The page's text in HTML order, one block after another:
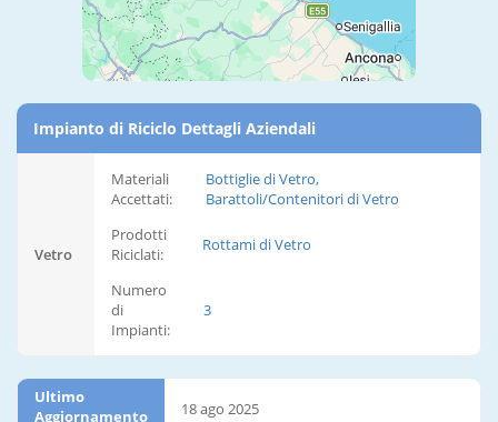
Impianto di Riciclo Dettagli Aziendali
Vetro
Materiali
Accettati:
Bottiglie di Vetro,
Barattoli/Contenitori di Vetro
Prodotti
Riciclati:
Rottami di Vetro
Numero
di
Impianti:
3
Ultimo
Aggiornamento
18 ago 2025